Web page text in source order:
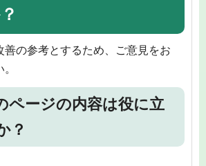
善の参考とするため、ご意見をお
ページの内容は役に立
？